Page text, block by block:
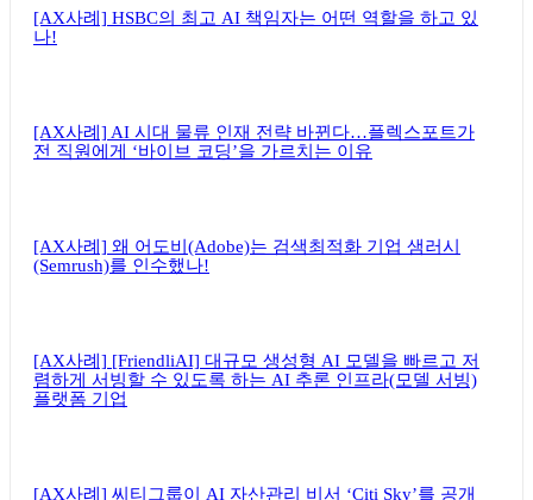
[AX사례] HSBC의 최고 AI 책임자는 어떤 역할을 하고 있
나!
[AX사례] AI 시대 물류 인재 전략 바뀐다…플렉스포트가
전 직원에게 ‘바이브 코딩’을 가르치는 이유
[AX사례] 왜 어도비(Adobe)는 검색최적화 기업 샘러시
(Semrush)를 인수했나!
[AX사례] [FriendliAI] 대규모 생성형 AI 모델을 빠르고 저
렴하게 서빙할 수 있도록 하는 AI 추론 인프라(모델 서빙)
플랫폼 기업
[AX사례] 씨티그룹이 AI 자산관리 비서 ‘Citi Sky’를 공개